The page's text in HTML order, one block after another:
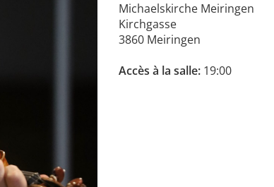
Michaelskirche Meiringen
Kirchgasse
3860 Meiringen
Accès à la salle: 19:00